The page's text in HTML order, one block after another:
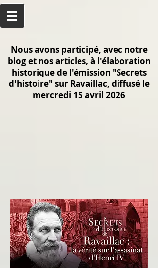
Nous avons participé, avec notre
blog et nos articles, à l'élaboration
historique de l'émission "Secrets
d'histoire" sur Ravaillac, diffusé le
mercredi 15 avril 2026